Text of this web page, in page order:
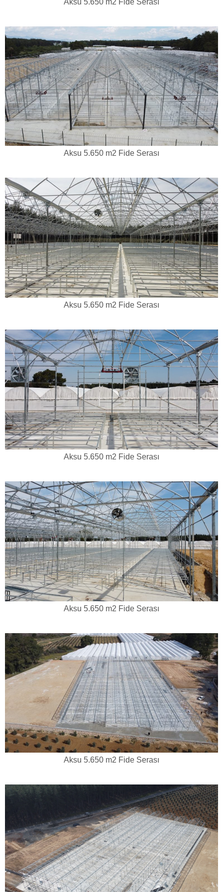
Aksu 5.650 m2 Fide Serası
Aksu 5.650 m2 Fide Serası
Aksu 5.650 m2 Fide Serası
Aksu 5.650 m2 Fide Serası
Aksu 5.650 m2 Fide Serası